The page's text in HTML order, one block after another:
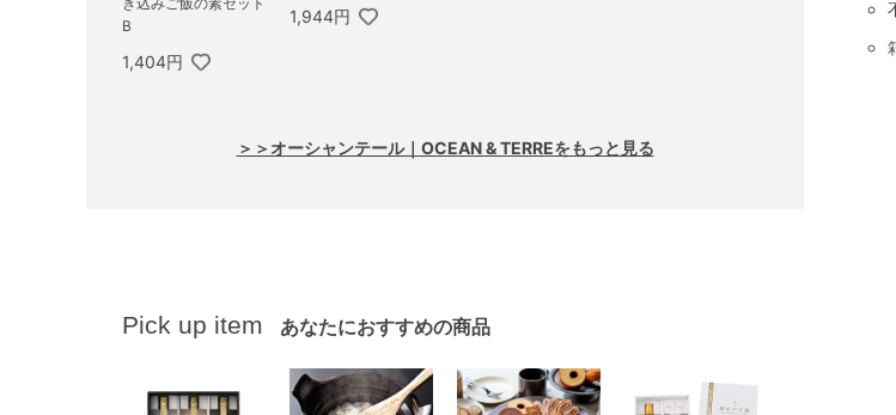
B
1,404円
1,944円
＞＞オーシャンテール｜OCEAN & TERREをもっと見る
Pick up item あなたにおすすめの商品